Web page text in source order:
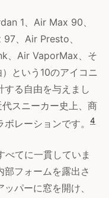
1、Air Max 90、
、Air Presto、
、Air VaporMax、そ
という10のアイコニ
する自由を与えまし
スニーカー史上、商
レーションです。
4
べてに一貫していま
部フォームを露出さ
パーに窓を開け、